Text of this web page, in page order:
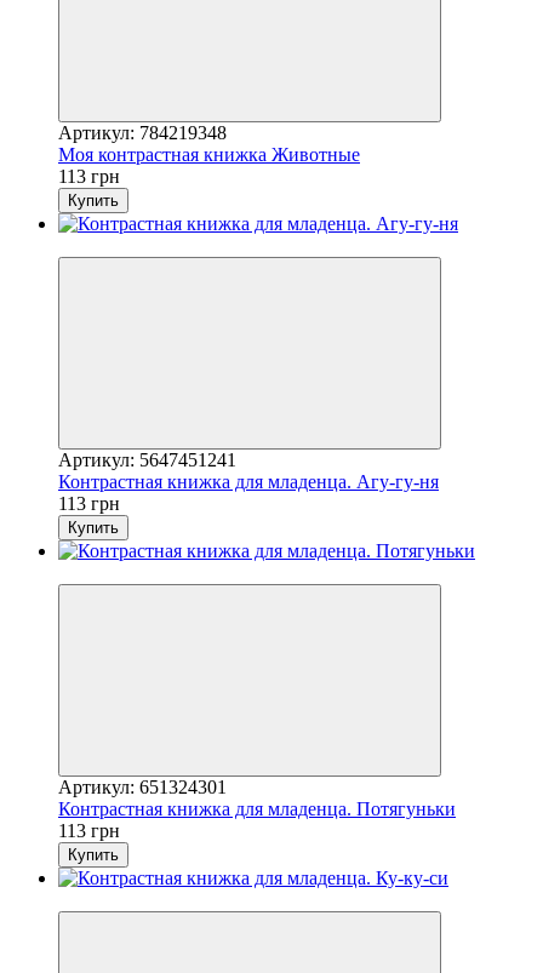
Артикул: 784219348
Моя контрастная книжка Животные
113 грн
Купить
Артикул: 5647451241
Контрастная книжка для младенца. Агу-гу-ня
113 грн
Купить
Артикул: 651324301
Контрастная книжка для младенца. Потягуньки
113 грн
Купить